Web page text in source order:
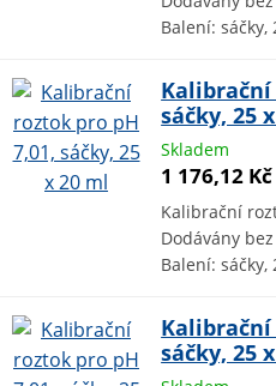
Balení: sáčky,
Kalibrační
sáčky, 25
Skladem
1 176,12 Kč
Kalibrační
Dodávány
Balení: sáčky,
Kalibrační
sáčky, 25